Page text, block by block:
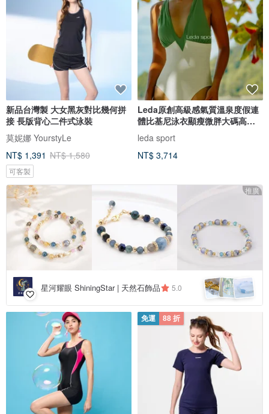
新品台灣製 大女黑灰對比幾何拼
接 長版背心二件式泳裝
莫妮娜 YourstyLe
NT$ 1,391 NT$ 1,580
可客製
Leda原創高級感氣質溫泉度假連
體比基尼泳衣顯瘦微胖大碼高開
衩女
leda sport
NT$ 3,714
推廣
星河耀眼 ShiningStar | 天然石飾品 5.0
免運 88 折